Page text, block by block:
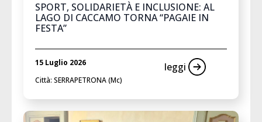
SPORT, SOLIDARIETÀ E INCLUSIONE: AL
LAGO DI CACCAMO TORNA “PAGAIE IN
FESTA”
15 Luglio 2026
Città: SERRAPETRONA (Mc)
leggi